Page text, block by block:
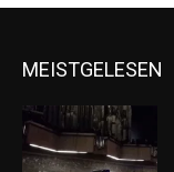
MEISTGELESEN